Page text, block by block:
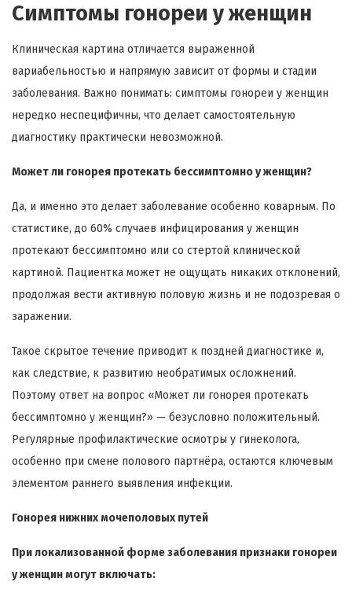
Симптомы гонореи у женщин
Клиническая картина отличается выраженной
вариабельностью и напрямую зависит от формы и стадии
заболевания. Важно понимать: симптомы гонореи у женщин
нередко неспецифичны, что делает самостоятельную
диагностику практически невозможной.
Может ли гонорея протекать бессимптомно у женщин?
Да, и именно это делает заболевание особенно коварным. По
статистике, до 60% случаев инфицирования у женщин
протекают бессимптомно или со стертой клинической
картиной. Пациентка может не ощущать никаких отклонений,
продолжая вести активную половую жизнь и не подозревая о
заражении.
Такое скрытое течение приводит к поздней диагностике и,
как следствие, к развитию необратимых осложнений.
Поэтому ответ на вопрос «Может ли гонорея протекать
бессимптомно у женщин?» — безусловно положительный.
Регулярные профилактические осмотры у гинеколога,
особенно при смене полового партнёра, остаются ключевым
элементом раннего выявления инфекции.
Гонорея нижних мочеполовых путей
При локализованной форме заболевания признаки гонореи
у женщин могут включать: